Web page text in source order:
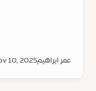
عمر ابراهيم10, 2025